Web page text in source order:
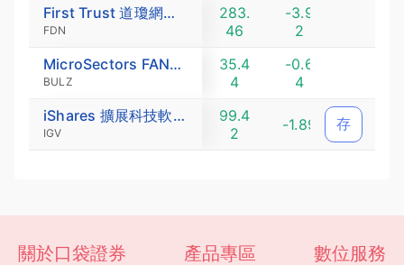
First Trust 道瓊網路指數ETF
FDN
283.
46
-3.9
2
MicroSectors FANG 尖牙股與創新指數每日三倍做多ETN
BULZ
35.4
4
-0.6
4
iShares 擴展科技軟體類股ETF
IGV
99.4
2
-1.89 -1.87
存
關於口袋證券 產品專區 數位服務